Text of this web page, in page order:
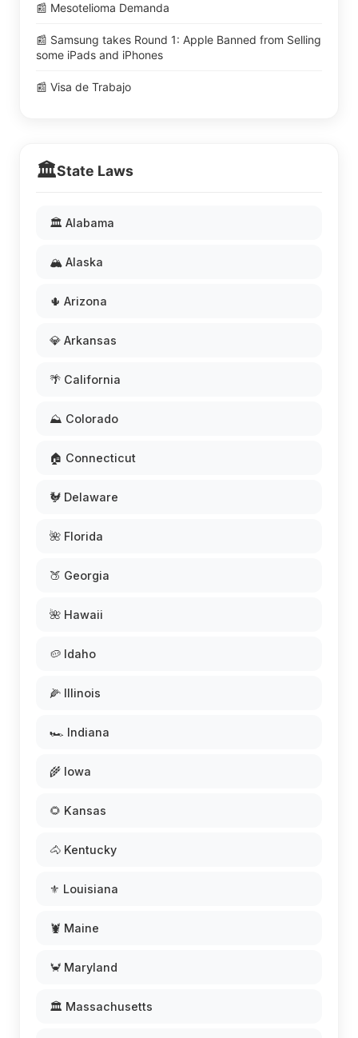
📰 Mesotelioma Demanda
📰 Samsung takes Round 1: Apple Banned from Selling
some iPads and iPhones
📰 Visa de Trabajo
🏛️State Laws
🏛️ Alabama
🏔️ Alaska
🌵 Arizona
💎 Arkansas
🌴 California
⛰️ Colorado
🏠 Connecticut
🐓 Delaware
🌺 Florida
🍑 Georgia
🌺 Hawaii
🥔 Idaho
🌽 Illinois
🏎️ Indiana
🌾 Iowa
🌻 Kansas
🐴 Kentucky
⚜️ Louisiana
🦞 Maine
🦀 Maryland
🏛️ Massachusetts